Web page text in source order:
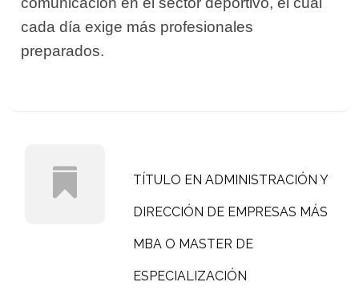
cada día exige más profesionales
preparados.
TÍTULO EN ADMINISTRACIÓN Y
DIRECCIÓN DE EMPRESAS MÁS
MBA O MASTER DE
ESPECIALIZACIÓN